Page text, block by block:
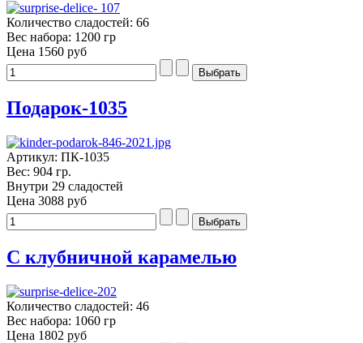
Количество сладостей: 66
Вес набора: 1200 гр
Цена 1560 руб
Подарок-1035
Артикул: ПК-1035
Вес: 904 гр.
Внутри 29 сладостей
Цена 3088 руб
С клубничной карамелью
Количество сладостей: 46
Вес набора: 1060 гр
Цена 1802 руб